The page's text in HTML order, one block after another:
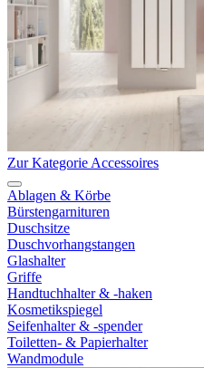
Zur Kategorie Accessoires
Ablagen & Körbe
Bürstengarnituren
Duschsitze
Duschvorhangstangen
Glashalter
Griffe
Handtuchhalter & -haken
Kosmetikspiegel
Seifenhalter & -spender
Toiletten- & Papierhalter
Wandmodule